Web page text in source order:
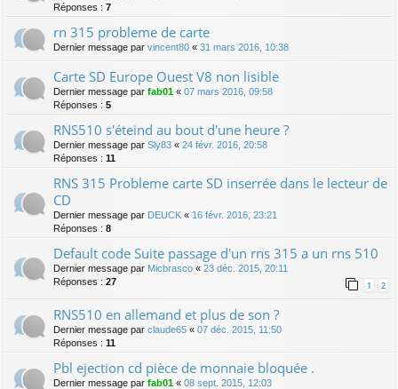
Réponses : 7
rn 315 probleme de carte
Dernier message par vincent80 « 31 mars 2016, 10:38
Carte SD Europe Ouest V8 non lisible
Dernier message par fab01 « 07 mars 2016, 09:58
Réponses : 5
RNS510 s'éteind au bout d'une heure ?
Dernier message par Sly83 « 24 févr. 2016, 20:58
Réponses : 11
RNS 315 Probleme carte SD inserrée dans le lecteur de
CD
Dernier message par DEUCK « 16 févr. 2016, 23:21
Réponses : 8
Default code Suite passage d'un rns 315 a un rns 510
Dernier message par Micbrasco « 23 déc. 2015, 20:11
Réponses : 27 1 2
RNS510 en allemand et plus de son ?
Dernier message par claude65 « 07 déc. 2015, 11:50
Réponses : 11
Pbl ejection cd pièce de monnaie bloquée .
Dernier message par fab01 « 08 sept. 2015, 12:03